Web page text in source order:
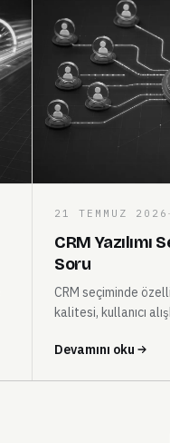
21 TEMMUZ 2026
CRM Yazılımı
Soru
CRM seçiminde
kalitesi, kullanıcı
Devamını oku